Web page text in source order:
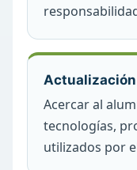
Acercar al
tecnologías,
utilizados por